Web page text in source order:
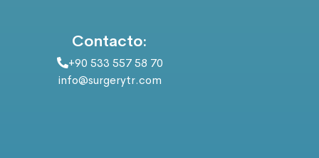
Contacto:
+90 533 557 58 70
info@surgerytr.com